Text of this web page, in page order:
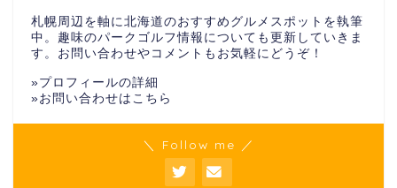
札幌周辺を軸に北海道のおすすめグルメスポットを執筆
中。趣味のパークゴルフ情報についても更新していきま
す。お問い合わせやコメントもお気軽にどうぞ！
»プロフィールの詳細
»お問い合わせはこちら
＼ Follow me ／